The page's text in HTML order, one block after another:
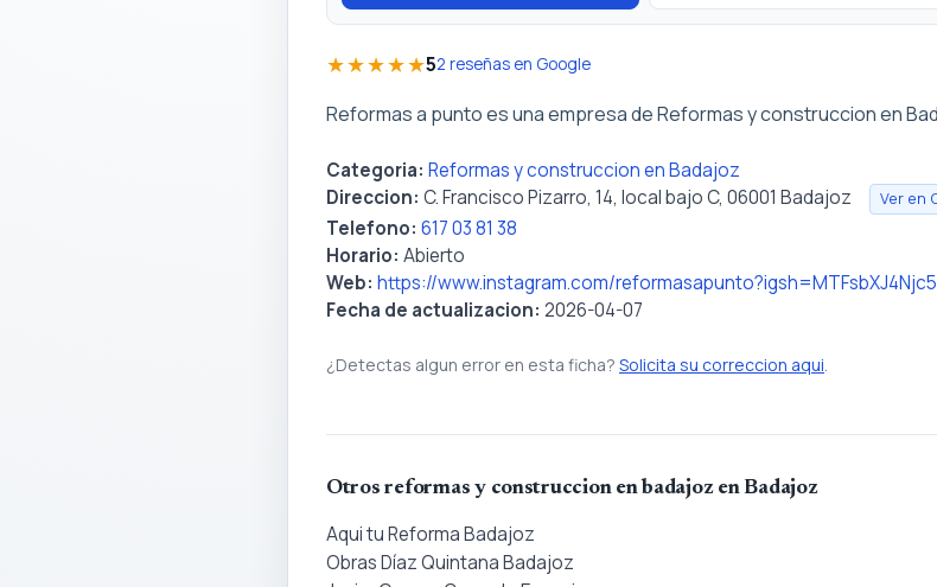
★★★★★52 reseñas en Google
Reformas a punto es una empresa de Reformas y construccion en
Categoria: Reformas y construccion en Badajoz
Direccion: C. Francisco Pizarro, 14, local bajo C, 06001 Badajoz Ver en
Telefono: 617 03 81 38
Horario: Abierto
Web: https://www.instagram.com/
Fecha de actualizacion: 2026-04-07
¿Detectas algun error en esta ficha? Solicita su correccion aqui
Otros reformas y construccion en badajoz en Badajoz
Aqui tu Reforma Badajoz
Obras Díaz Quintana Badajoz